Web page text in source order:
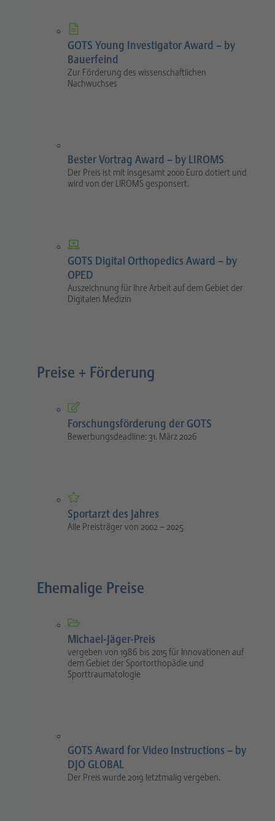
GOTS Young Investigator Award – by
Bauerfeind
Zur Förderung des wissenschaftlichen
Nachwuchses
Bester Vortrag Award – by LIROMS
Der Preis ist mit insgesamt 2000 Euro dotiert und
wird von der LIROMS gesponsert.
GOTS Digital Orthopedics Award – by
OPED
Auszeichnung für Ihre Arbeit auf dem Gebiet der
Digitalen Medizin
Preise + Förderung
Forschungsförderung der GOTS
Bewerbungsdeadline: 31. März 2026
Sportarzt des Jahres
Alle Preisträger von 2002 – 2025
Ehemalige Preise
Michael-Jäger-Preis
vergeben von 1986 bis 2015 für Innovationen auf
dem Gebiet der Sportorthopädie und
Sporttraumatologie
GOTS Award for Video Instructions – by
DJO GLOBAL
Der Preis wurde 2019 letztmalig vergeben.